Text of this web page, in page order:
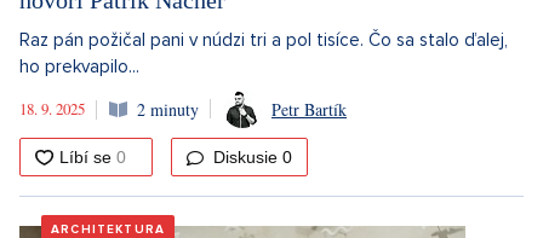
Raz pán požičal pani v núdzi tri a pol tisíce. Čo sa stalo ďalej,
ho prekvapilo...
18. 9. 2025
2 minuty Petr Bartík
Diskusie 0
ARCHITEKTURA